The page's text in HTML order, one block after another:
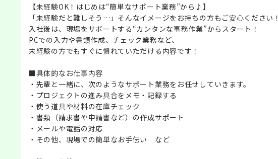
【未経験OK！はじめは“簡単なサポート業務”から♪】
「未経験だと難しそう…」そんなイメージをお持ちの方もご安心ください！
入社後は、現場をサポートする“カンタンな事務作業”からスタート！
PCでの入力や書類作成、チェック業務など、
未経験の方でもすぐに慣れていただける内容です！
■具体的なお仕事内容
・先輩と一緒に、次のようなサポート業務をお任せしていきます。
・プロジェクトの進み具合をメモ・記録する
・使う道具や材料の在庫チェック
・書類（請求書や申請書など）の作成サポート
・メールや電話の対応
・その他、現場での簡単なお手伝い など